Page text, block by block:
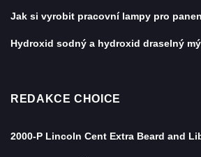
Jak si vyrobit pracovní lampy pro
Hydroxid sodný a hydroxid draselný
REDAKCE CHOICE
2000-P Lincoln Cent Extra Beard and